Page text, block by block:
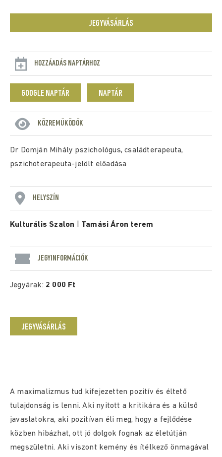
JEGYVÁSÁRLÁS
HOZZÁADÁS NAPTÁRHOZ
GOOGLE NAPTÁR NAPTÁR
KÖZREMŰKÖDŐK
Dr Domján Mihály pszichológus, családterapeuta,
pszichoterapeuta-jelölt előadása
HELYSZÍN
Kulturális Szalon Tamási Áron terem
JEGYINFORMÁCIÓK
Jegyárak: 2 000 Ft
JEGYVÁSÁRLÁS
A maximalizmus tud kifejezetten pozitív és éltető
tulajdonság is lenni. Aki nyitott a kritikára és a külső
javaslatokra, aki pozitívan éli meg, hogy a fejlődése
közben hibázhat, ott jó dolgok fognak az életútján
megszületni. Aki viszont kemény és ítélkező önmagával